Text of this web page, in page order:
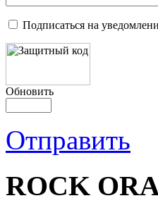
Подписаться на
Обновить
Отправить
ROCK